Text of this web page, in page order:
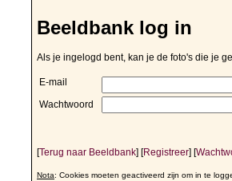
Beeldbank log in
Als je ingelogd bent, kan je de foto's die je
E-mail
Wachtwoord
[Terug naar Beeldbank] [Registreer] [
Nota: Cookies moeten geactiveerd zijn om in te